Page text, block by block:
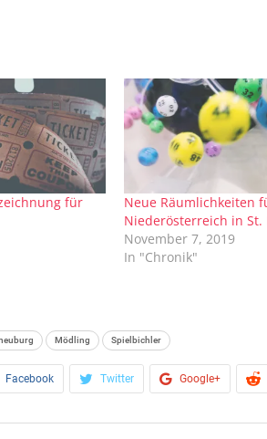
für
Neue Räumlichkeiten
Niederösterreich in St.
November 7, 2019
In "Chronik"
Mödling Spielbichler
Facebook Twitter Google+